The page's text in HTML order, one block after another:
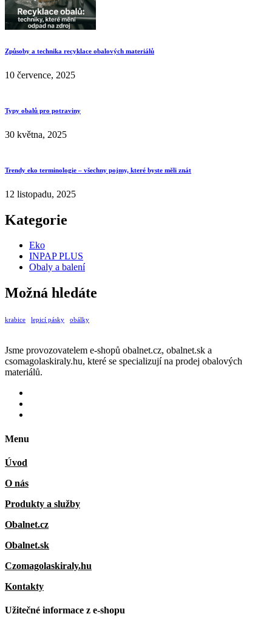
Způsoby a technika recyklace obalových materiálů
10 července, 2025
Typy obalů pro potraviny
30 května, 2025
Trendy eko terminologie – všechny pojmy, které byste měli znát
12 listopadu, 2025
Kategorie
Eko
INPAP PLUS
Obaly a balení
Možná hledáte
krabice lepicí pásky obálky
Jsme provozovatelem e-shopů obalnet.cz, obalnet.sk a
csomagolaskiraly.hu, které se specializují na prodej obalových
materiálů.
Menu
Úvod
O nás
Produkty a služby
Obalnet.cz
Obalnet.sk
Czomagolaskiraly.hu
Kontakty
Užitečné informace z e-shopu